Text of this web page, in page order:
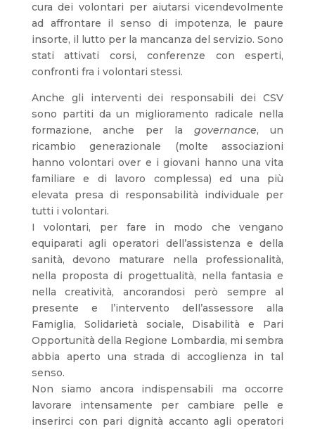
cura dei volontari per aiutarsi vicendevolmente
ad affrontare il senso di impotenza, le paure
insorte, il lutto per la mancanza del servizio. Sono
stati attivati corsi, conferenze con esperti,
confronti fra i volontari stessi.
Anche gli interventi dei responsabili dei CSV
sono partiti da un miglioramento radicale nella
formazione, anche per lagovernance, un
ricambio generazionale (molte associazioni
hanno volontari over e i giovani hanno una vita
familiare e di lavoro complessa) ed una più
elevata presa di responsabilità individuale per
tutti i volontari.
I volontari, per fare in modo che vengano
equiparati agli operatori dell’assistenza e della
sanità, devono maturare nella professionalità,
nella proposta di progettualità, nella fantasia e
nella creatività, ancorandosi però sempre al
presente e l’intervento dell’assessore alla
Famiglia, Solidarietà sociale, Disabilità e Pari
Opportunità della Regione Lombardia, mi sembra
abbia aperto una strada di accoglienza in tal
senso.
Non siamo ancora indispensabili ma occorre
lavorare intensamente per cambiare pelle e
inserirci con pari dignità accanto agli operatori